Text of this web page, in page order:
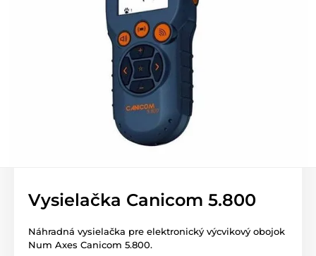
Vysielačka Canicom 5.800
Náhradná vysielačka pre elektronický výcvikový obojok
Num Axes Canicom 5.800.